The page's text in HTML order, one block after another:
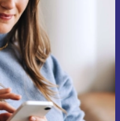
vind je in ons